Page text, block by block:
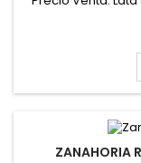
ZANAHORIA